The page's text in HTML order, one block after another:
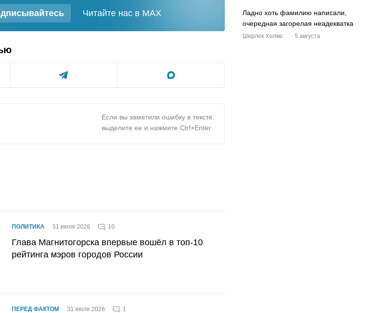
Читайте нас в MAX
Если вы заметили ошибку в тексте,
выделите ее и нажмите Ctrl+Enter
ПОЛИТИКА 31 июля 2026 10
Глава Магнитогорска впервые вошёл в топ-10
рейтинга мэров городов России
ПЕРЕД ФАКТОМ 31 июля 2026 1
Ладно хоть фамилию написали,
очередная загорелая неадекватка
Шерлок Холмс 5 августа